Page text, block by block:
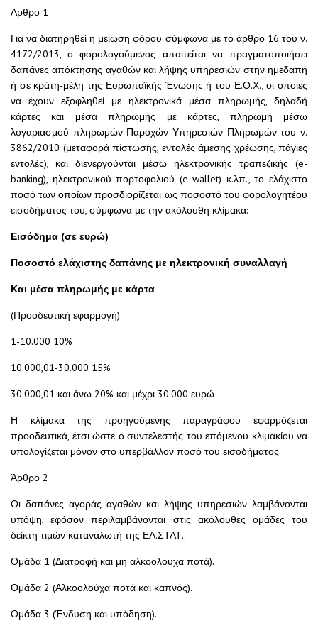
Αρθρο 1
Για να διατηρηθεί η μείωση φόρου σύμφωνα με το άρθρο 16 του ν.
4172/2013, ο φορολογούμενος απαιτείται να πραγματοποιήσει
δαπάνες απόκτησης αγαθών και λήψης υπηρεσιών στην ημεδαπή
ή σε κράτη-μέλη της Ευρωπαϊκής Ένωσης ή του Ε.Ο.Χ., οι οποίες
να έχουν εξοφληθεί με ηλεκτρονικά μέσα πληρωμής, δηλαδή
κάρτες και μέσα πληρωμής με κάρτες, πληρωμή μέσω
λογαριασμού πληρωμών Παροχών Υπηρεσιών Πληρωμών του ν.
3862/2010 (μεταφορά πίστωσης, εντολές άμεσης χρέωσης, πάγιες
εντολές), και διενεργούνται μέσω ηλεκτρονικής τραπεζικής (e-
banking), ηλεκτρονικού πορτοφολιού (e wallet) κ.λπ., το ελάχιστο
ποσό των οποίων προσδιορίζεται ως ποσοστό του φορολογητέου
εισοδήματος του, σύμφωνα με την ακόλουθη κλίμακα:
Εισόδημα (σε ευρώ)
Ποσοστό ελάχιστης δαπάνης με ηλεκτρονική συναλλαγή
Και μέσα πληρωμής με κάρτα
(Προοδευτική εφαρμογή)
1-10.000 10%
10.000,01-30.000 15%
30.000,01 και άνω 20% και μέχρι 30.000 ευρώ
Η κλίμακα της προηγούμενης παραγράφου εφαρμόζεται
προοδευτικά, έτσι ώστε ο συντελεστής του επόμενου κλιμακίου να
υπολογίζεται μόνον στο υπερβάλλον ποσό του εισοδήματος.
Άρθρο 2
Οι δαπάνες αγοράς αγαθών και λήψης υπηρεσιών λαμβάνονται
υπόψη, εφόσον περιλαμβάνονται στις ακόλουθες ομάδες του
δείκτη τιμών καταναλωτή της ΕΛ.ΣΤΑΤ.:
Ομάδα 1 (Διατροφή και μη αλκοολούχα ποτά).
Ομάδα 2 (Αλκοολούχα ποτά και καπνός).
Ομάδα 3 (Ένδυση και υπόδηση).